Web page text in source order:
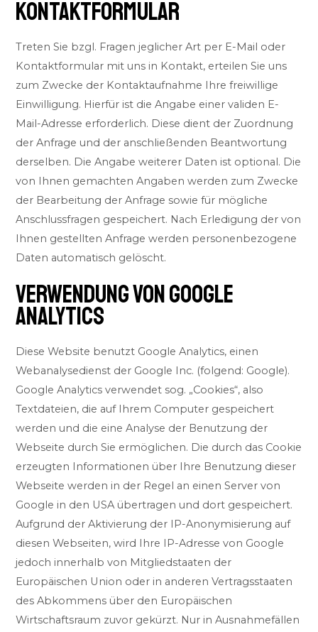
KONTAKTFORMULAR
Treten Sie bzgl. Fragen jeglicher Art per E-Mail oder
Kontaktformular mit uns in Kontakt, erteilen Sie uns
zum Zwecke der Kontaktaufnahme Ihre freiwillige
Einwilligung. Hierfür ist die Angabe einer validen E-
Mail-Adresse erforderlich. Diese dient der Zuordnung
der Anfrage und der anschließenden Beantwortung
derselben. Die Angabe weiterer Daten ist optional. Die
von Ihnen gemachten Angaben werden zum Zwecke
der Bearbeitung der Anfrage sowie für mögliche
Anschlussfragen gespeichert. Nach Erledigung der von
Ihnen gestellten Anfrage werden personenbezogene
Daten automatisch gelöscht.
VERWENDUNG VON GOOGLE
ANALYTICS
Diese Website benutzt Google Analytics, einen
Webanalysedienst der Google Inc. (folgend: Google).
Google Analytics verwendet sog. „Cookies“, also
Textdateien, die auf Ihrem Computer gespeichert
werden und die eine Analyse der Benutzung der
Webseite durch Sie ermöglichen. Die durch das Cookie
erzeugten Informationen über Ihre Benutzung dieser
Webseite werden in der Regel an einen Server von
Google in den USA übertragen und dort gespeichert.
Aufgrund der Aktivierung der IP-Anonymisierung auf
diesen Webseiten, wird Ihre IP-Adresse von Google
jedoch innerhalb von Mitgliedstaaten der
Europäischen Union oder in anderen Vertragsstaaten
des Abkommens über den Europäischen
Wirtschaftsraum zuvor gekürzt. Nur in Ausnahmefällen